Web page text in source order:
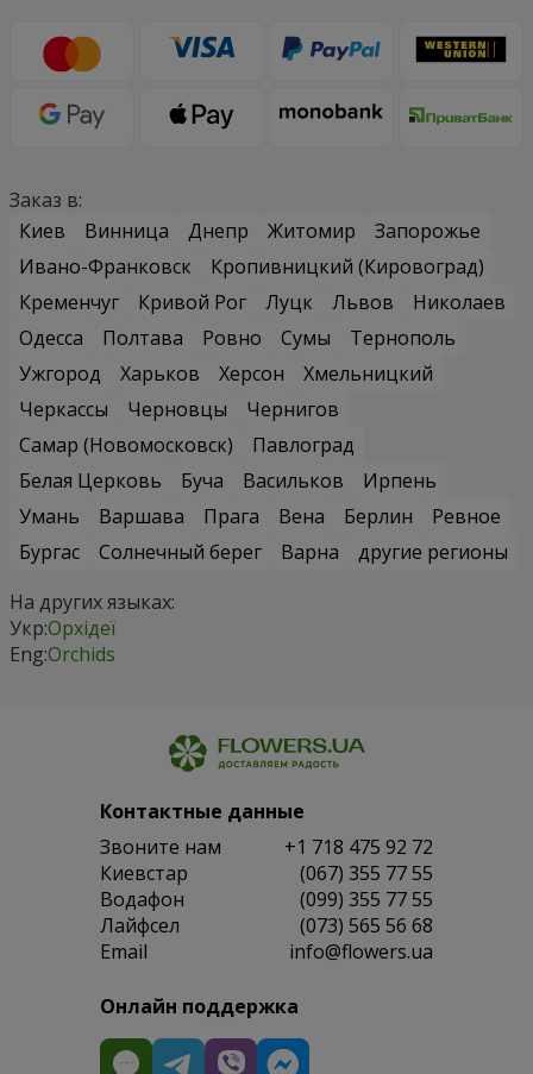
Заказ в:
Киев
Винница Днепр Житомир
Запорожье
Ивано-Франковск
Кропивницкий (Кировоград)
Кременчуг
Кривой Рог Луцк Львов
Николаев
Одесса
Полтава Ровно Сумы
Тернополь
Ужгород
Харьков Херсон
Хмельницкий
Черкассы
Черновцы
Чернигов
Самар (Новомосковск)
Павлоград
Белая Церковь
Буча Васильков
Ирпень
Умань
Варшава Прага Вена Берлин
Ревное
Бургас
Солнечный берег Варна
другие регионы
На других языках:
Укр:Орхідеї
Eng:Orchids
Контактные данные
Звоните нам
+1 718 475 92 72
Киевстар
(067) 355 77 55
Водафон
(099) 355 77 55
Лайфсел
(073) 565 56 68
Email
info@flowers.ua
Онлайн поддержка